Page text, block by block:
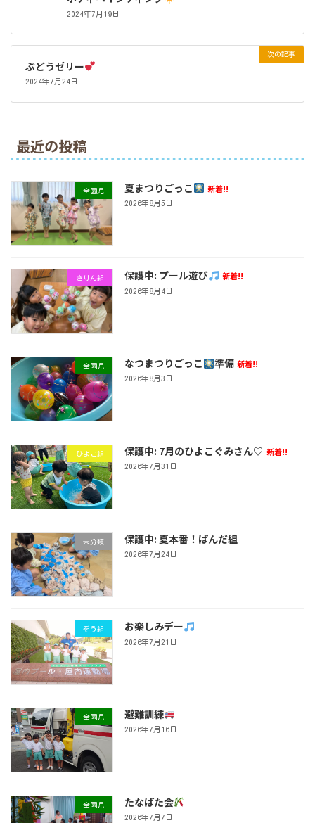
2024年7月19日
次の記事
ぶどうゼリー
2024年7月24日
最近の投稿
全園児 夏まつりごっこ 新着!!
2026年8月5日
きりん組 保護中: プール遊び 新着!!
2026年8月4日
全園児 なつまつりごっこ 準備 新着!!
2026年8月3日
ひよこ組 保護中: 7月のひよこぐみさん♡ 新着!!
2026年7月31日
未分類 保護中: 夏本番！ぱんだ組
2026年7月24日
ぞう組 お楽しみデー
2026年7月21日
全園児 避難訓練
2026年7月16日
全園児 たなばた会
2026年7月7日